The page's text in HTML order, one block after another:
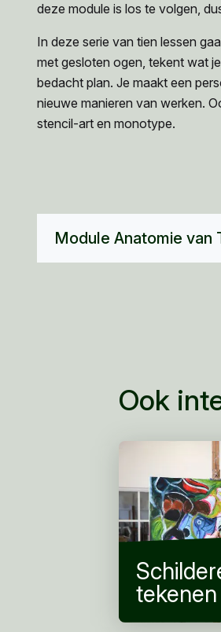
deze module is los te volgen,
In deze serie van tien lessen
met gesloten ogen, tekent wat
bedacht plan. Je maakt een
nieuwe manieren van werken.
stencil-art en monotype.
Module Anatomie van
Ook
tekenen